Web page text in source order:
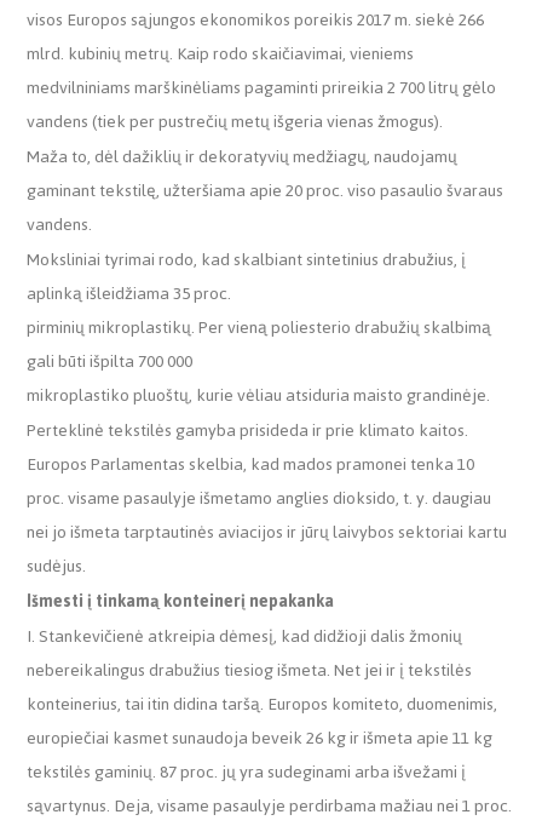
visos Europos sąjungos ekonomikos poreikis 2017 m. siekė 266
mlrd. kubinių metrų. Kaip rodo skaičiavimai, vieniems
medvilniniams marškinėliams pagaminti prireikia 2 700 litrų gėlo
vandens (tiek per pustrečių metų išgeria vienas žmogus).
Maža to, dėl dažiklių ir dekoratyvių medžiagų, naudojamų
gaminant tekstilę, užteršiama apie 20 proc. viso pasaulio švaraus
vandens.
Moksliniai tyrimai rodo, kad skalbiant sintetinius drabužius, į
aplinką išleidžiama 35 proc.
pirminių mikroplastikų. Per vieną poliesterio drabužių skalbimą
gali būti išpilta 700 000
mikroplastiko pluoštų, kurie vėliau atsiduria maisto grandinėje.
Perteklinė tekstilės gamyba prisideda ir prie klimato kaitos.
Europos Parlamentas skelbia, kad mados pramonei tenka 10
proc. visame pasaulyje išmetamo anglies dioksido, t. y. daugiau
nei jo išmeta tarptautinės aviacijos ir jūrų laivybos sektoriai kartu
sudėjus.
Išmesti į tinkamą konteinerį nepakanka
I. Stankevičienė atkreipia dėmesį, kad didžioji dalis žmonių
nebereikalingus drabužius tiesiog išmeta. Net jei ir į tekstilės
konteinerius, tai itin didina taršą. Europos komiteto, duomenimis,
europiečiai kasmet sunaudoja beveik 26 kg ir išmeta apie 11 kg
tekstilės gaminių. 87 proc. jų yra sudeginami arba išvežami į
sąvartynus. Deja, visame pasaulyje perdirbama mažiau nei 1 proc.